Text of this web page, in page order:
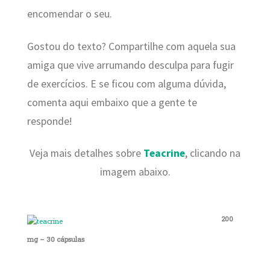
encomendar o seu.
Gostou do texto? Compartilhe com aquela sua
amiga que vive arrumando desculpa para fugir
de exercícios. E se ficou com alguma dúvida,
comenta aqui embaixo que a gente te
responde!
Veja mais detalhes sobre Teacrine, clicando na
imagem abaixo.
200
mg – 30 cápsulas